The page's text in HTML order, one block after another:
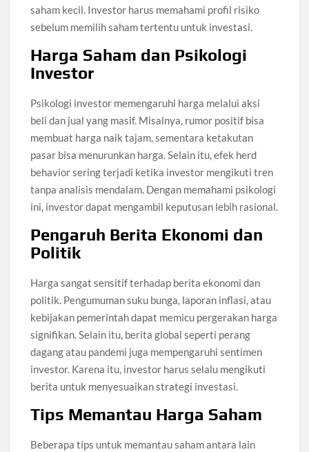
saham kecil. Investor harus memahami profil risiko
sebelum memilih saham tertentu untuk investasi.
Harga Saham dan Psikologi
Investor
Psikologi investor memengaruhi harga melalui aksi
beli dan jual yang masif. Misalnya, rumor positif bisa
membuat harga naik tajam, sementara ketakutan
pasar bisa menurunkan harga. Selain itu, efek herd
behavior sering terjadi ketika investor mengikuti tren
tanpa analisis mendalam. Dengan memahami psikologi
ini, investor dapat mengambil keputusan lebih rasional.
Pengaruh Berita Ekonomi dan
Politik
Harga sangat sensitif terhadap berita ekonomi dan
politik. Pengumuman suku bunga, laporan inflasi, atau
kebijakan pemerintah dapat memicu pergerakan harga
signifikan. Selain itu, berita global seperti perang
dagang atau pandemi juga mempengaruhi sentimen
investor. Karena itu, investor harus selalu mengikuti
berita untuk menyesuaikan strategi investasi.
Tips Memantau Harga Saham
Beberapa tips untuk memantau saham antara lain